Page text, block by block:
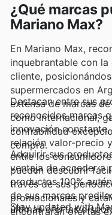
¿Qué marcas
Mariano Max?
En Mariano Max,
inquebrantable con
cliente,
supermercados en
extensa de marcas
como internacional,
confiabilidad
compra.
Destacan entre sus
reconocidos marcas
innovación
relación valor-precio
entre los
pueden descubrir
través de sus
promocionales y
encontrarán ofertas
Adquirir sus
ventaja de acceder a
productos 100%
de sus marcas
últimas ofertas
Stay updated with